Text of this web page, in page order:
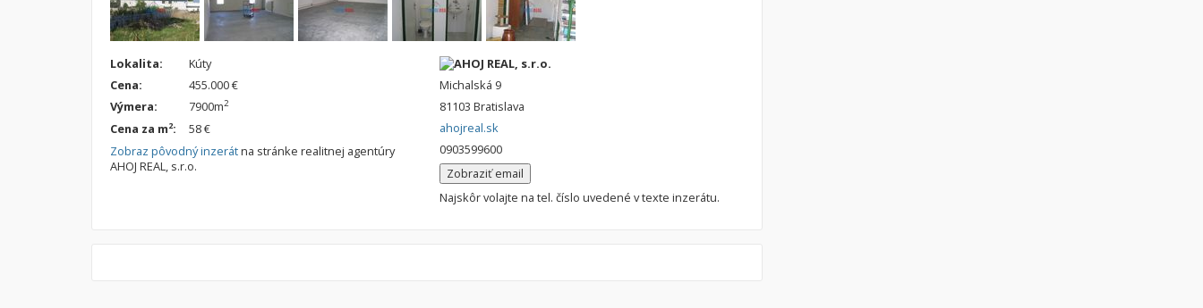
Lokalita:
Kúty
Cena:
455.000 €
Výmera:
7900m2
Cena za m2:
58 €
Zobraz pôvodný inzerátna stránke realitnej agentúry
AHOJ REAL, s.r.o.
AHOJ REAL, s.r.o.
Michalská 9
81103 Bratislava
ahojreal.sk
0903599600
Zobraziť email
Najskôr volajte na tel. číslo uvedené v texte inzerátu.